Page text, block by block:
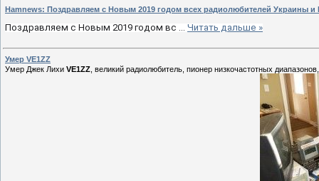
Hamnews: Поздравляем с Новым 2019 годом всех радиолюбителей Украины
Поздравляем с Новым 2019 годом вс ... Читать дальше »
Умер VE1ZZ
Умер Джек Лихи VE1ZZ , великий радиолюбитель, пионер низкочастотных